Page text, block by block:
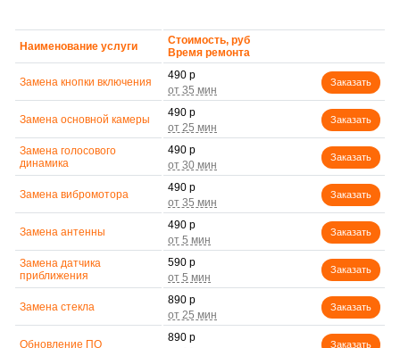
Наименование услуги
Стоимость, руб
Время ремонта
Замена кнопки включения
490 р
Заказать
Замена основной камеры
490 р
Заказать
Замена голосового
динамика
490 р
Заказать
Замена вибромотора
490 р
Заказать
Замена антенны
490 р
Заказать
Замена датчика
приближения
590 р
Заказать
Замена стекла
890 р
Заказать
Обновление ПО
890 р
Заказать